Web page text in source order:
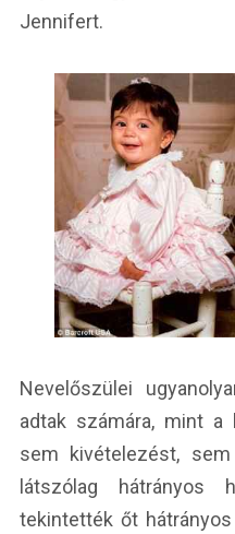
Jennifert.
Nevelőszülei
adtak számára, mint
sem kivételezést,
látszólag
tekintették őt